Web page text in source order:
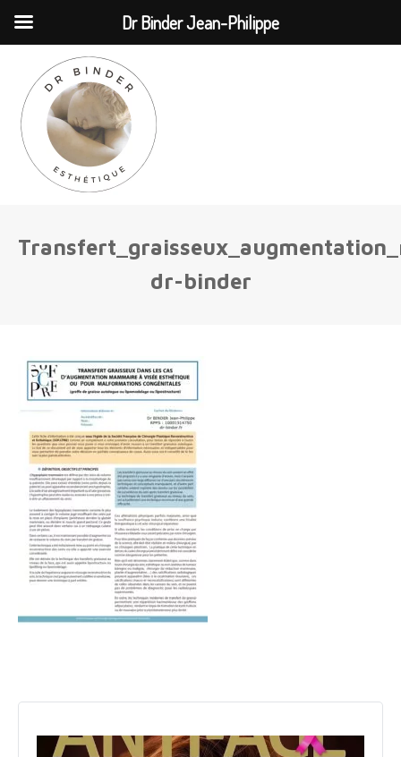
dr-binder
Dr Binder Jean-Philippe